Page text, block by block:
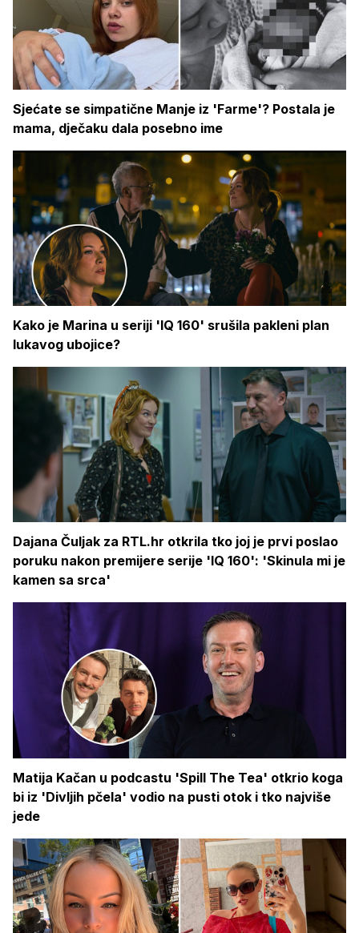
Sjećate se simpatične Manje iz 'Farme'? Postala je
mama, dječaku dala posebno ime
Kako je Marina u seriji 'IQ 160' srušila pakleni plan
lukavog ubojice?
Dajana Čuljak za RTL.hr otkrila tko joj je prvi poslao
poruku nakon premijere serije 'IQ 160': 'Skinula mi je
kamen sa srca'
Matija Kačan u podcastu 'Spill The Tea' otkrio koga
bi iz 'Divljih pčela' vodio na pusti otok i tko najviše
jede